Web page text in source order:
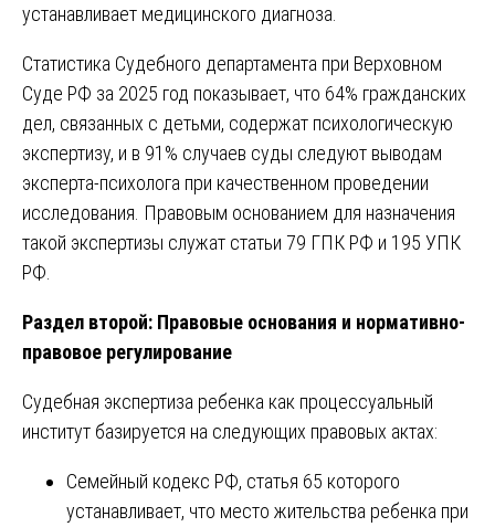
устанавливает медицинского диагноза.
Статистика Судебного департамента при Верховном
Суде РФ за 2025 год показывает, что 64% гражданских
дел, связанных с детьми, содержат психологическую
экспертизу, и в 91% случаев суды следуют выводам
эксперта-психолога при качественном проведении
исследования. Правовым основанием для назначения
такой экспертизы служат статьи 79 ГПК РФ и 195 УПК
РФ.
Раздел второй: Правовые основания и нормативно-
правовое регулирование
Судебная экспертиза ребенка как процессуальный
институт базируется на следующих правовых актах:
Семейный кодекс РФ, статья 65 которого
устанавливает, что место жительства ребенка при